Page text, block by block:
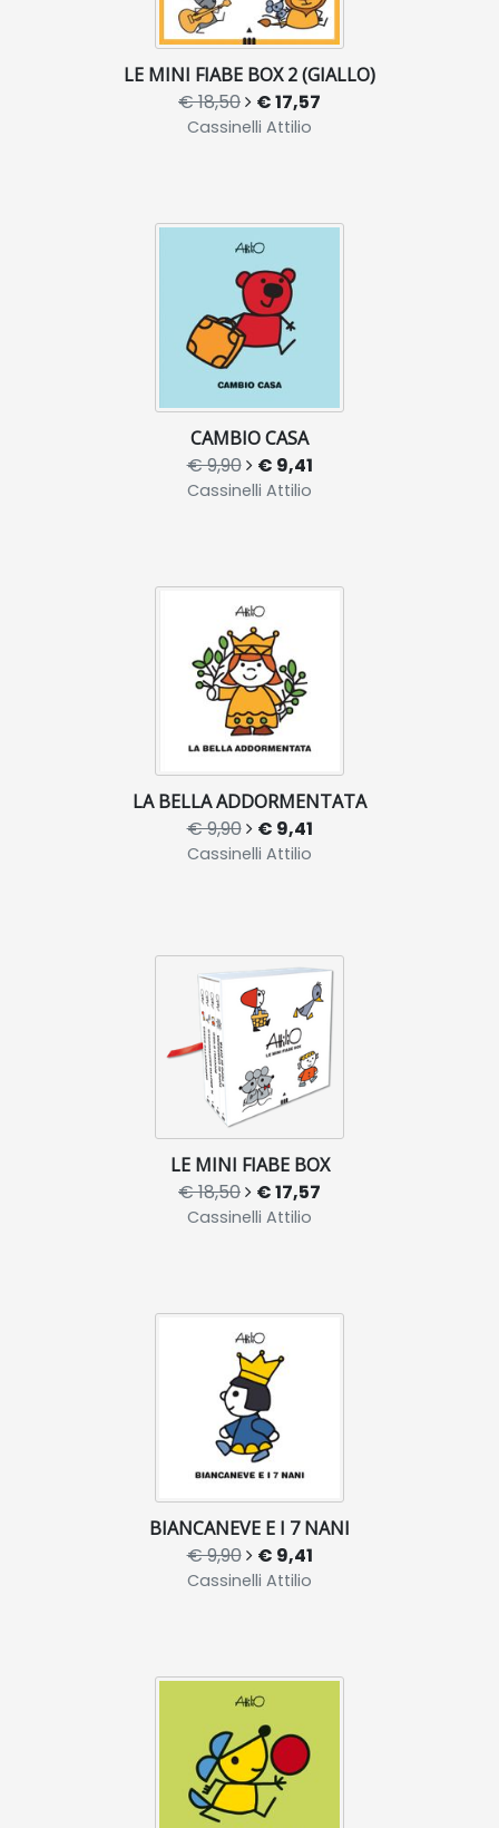
LE MINI FIABE BOX 2 (GIALLO)
€ 18,50 € 17,57
Cassinelli Attilio
CAMBIO CASA
€ 9,90 € 9,41
Cassinelli Attilio
LA BELLA ADDORMENTATA
€ 9,90 € 9,41
Cassinelli Attilio
LE MINI FIABE BOX
€ 18,50 € 17,57
Cassinelli Attilio
BIANCANEVE E I 7 NANI
€ 9,90 € 9,41
Cassinelli Attilio